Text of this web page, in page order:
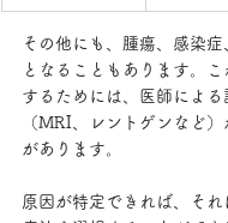
その他にも、腫瘍、感染
となることもあります。
するためには、医師による
（MRI、レントゲンなど
があります。
原因が特定できれば、そ